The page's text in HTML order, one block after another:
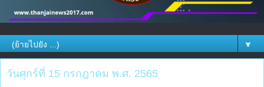
▼
วันศุกร์ที่ 15 กรกฎาคม พ.ศ. 2565